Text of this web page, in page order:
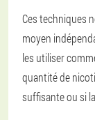
Ces techniques
moyen
les utiliser
quantité de
suffisante ou si